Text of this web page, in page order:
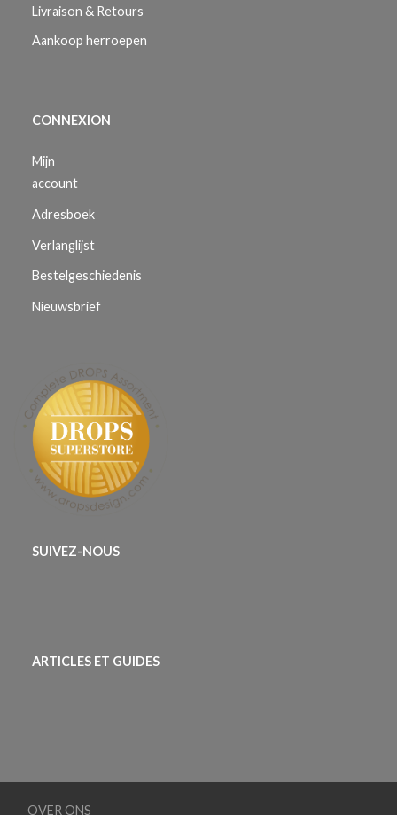
Livraison & Retours
Aankoop herroepen
CONNEXION
Mijn
account
Adresboek
Verlanglijst
Bestelgeschiedenis
Nieuwsbrief
SUIVEZ-NOUS
ARTICLES ET GUIDES
OVER ONS